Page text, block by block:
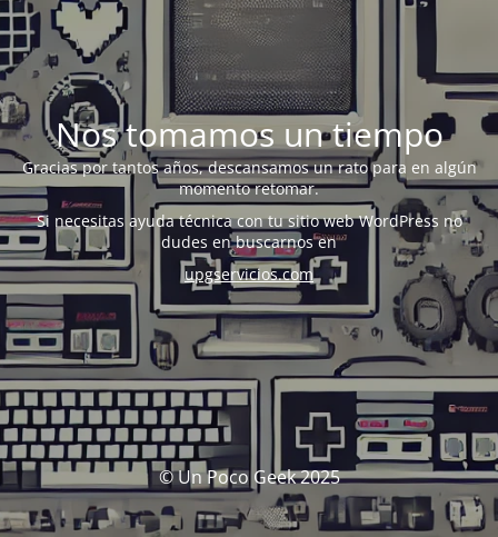
Nos tomamos un tiempo
Gracias por tantos años, descansamos un rato para en algún
momento retomar.
Si necesitas ayuda técnica con tu sitio web WordPress no
dudes en buscarnos en
upgservicios.com
© Un Poco Geek 2025